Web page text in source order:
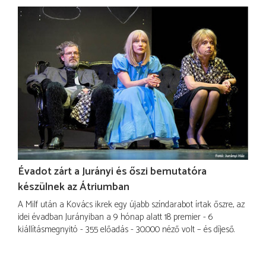
Évadot zárt a Jurányi és őszi bemutatóra
készülnek az Átriumban
A Milf után a Kovács ikrek egy újabb színdarabot írtak őszre, az
idei évadban Jurányiban a 9 hónap alatt 18 premier - 6
kiállításmegnyitó - 355 előadás - 30.000 néző volt – és díjeső.